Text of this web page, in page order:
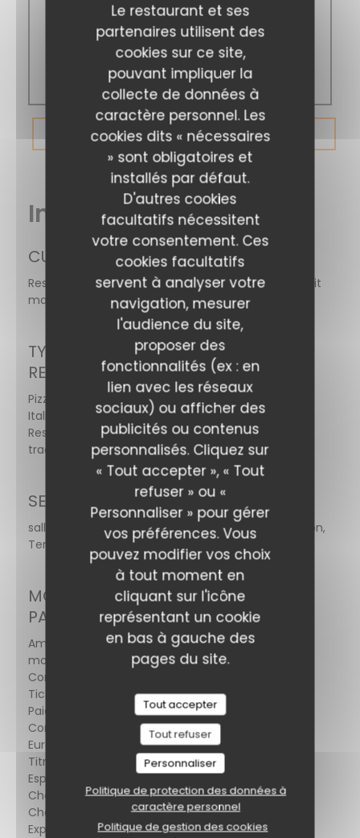
Le restaurant et ses
partenaires utilisent des
cookies sur ce site,
pouvant impliquer la
collecte de données à
caractère personnel. Les
cookies dits « nécessaires
» sont obligatoires et
installés par défaut.
D'autres cookies
facultatifs nécessitent
votre consentement. Ces
cookies facultatifs
servent à analyser votre
navigation, mesurer
l'audience du site,
proposer des
fonctionnalités (ex : en
lien avec les réseaux
sociaux) ou afficher des
publicités ou contenus
personnalisés. Cliquez sur
« Tout accepter », « Tout
refuser » ou «
Personnaliser » pour gérer
vos préférences. Vous
pouvez modifier vos choix
à tout moment en
cliquant sur l'icône
représentant un cookie
en bas à gauche des
pages du site.
Tout accepter
Tout refuser
Personnaliser
Politique de protection des données à
caractère personnel
Politique de gestion des cookies
Dimanche
12h00 - 16h00
19h00 - 22h00
RÉSERVER
Infos pratiques
CUISINE
Restaurant Italien - Pizzeria, Pâtes, Produits frais, Fait
maison, Italienne
TYPE DE
RESTAURANT
Pizzeria, Restaurant
Italien,
Restaurant
traditionnel
SERVICES
salle privatisable, Privatisation possible, Climatisation,
Terrasse, Wifi
MOYENS DE
PAIEMENT
Amex, Paiement
mobile, Sans
Contact, Apple Pay,
Ticket Restaurant,
Paiement Sans
Contact,
Eurocard/Mastercard,
Titres restaurant,
Espèces, Visa,
Chèques Vacances,
Chèques, American
Express, Carte Bleue